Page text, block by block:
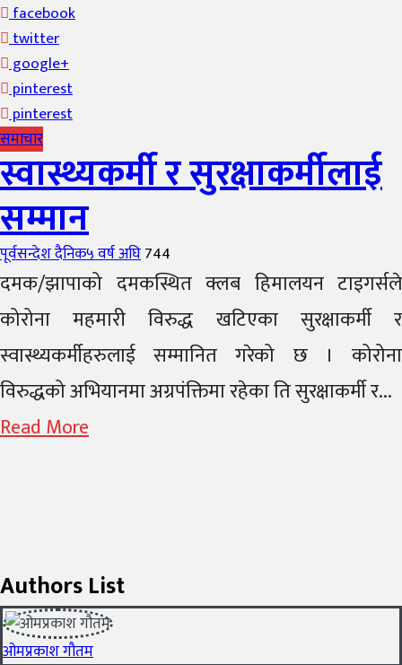
facebook
twitter
google+
pinterest
pinterest
समाचार
स्वास्थ्यकर्मी र सुरक्षाकर्मीलाई
सम्मान
Author
पूर्वसन्देश दैनिकPosted
on
५ वर्ष अघि744
दमक/झापाको दमकस्थित क्लब हिमालयन टाइगर्सले
कोरोना महमारी विरुद्ध खटिएका सुरक्षाकर्मी र
स्वास्थ्यकर्मीहरुलाई सम्मानित गरेको छ । कोरोना
विरुद्धको अभियानमा अग्रपंक्तिमा रहेका ति सुरक्षाकर्मी र...
Read More
Authors List
ओमप्रकाश गौतम